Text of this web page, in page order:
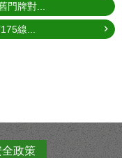
門牌對...
線...
全政策